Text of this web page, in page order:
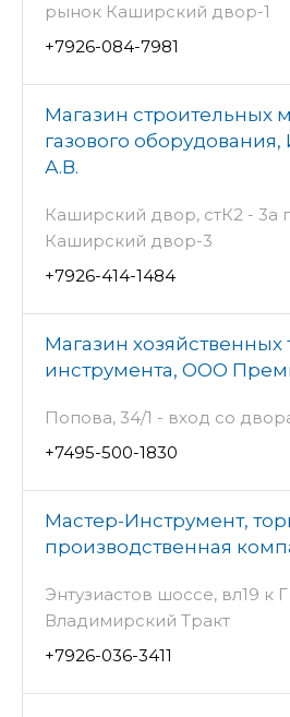
рынок Каширский двор-1
+7926-084-7981
Магазин строительных
газового
А.В.
Каширский двор, стК2 - 3а
Каширский двор-3
+7926-414-1484
Магазин хозяйственных
инструмента, ООО
Попова, 34/1 - вход со
+7495-500-1830
Мастер-Инструмент,
производственная
Энтузиастов шоссе, вл19 к
Владимирский Тракт
+7926-036-3411